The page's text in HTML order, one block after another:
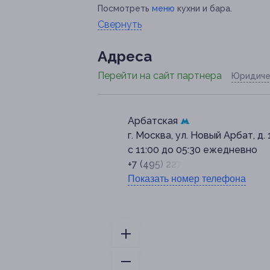
Посмотреть меню кухни и бара.
Свернуть
Адресa
Перейти на сайт партнера
Арбатская
г. Москва, ул. Новый Арбат, д.
с 11:00 до 05:30 ежедневно
+7 (495) 227-27-74
Показать номер телефона